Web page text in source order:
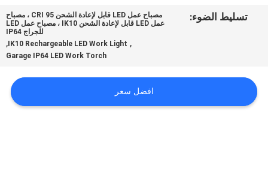
أخبار
خريطة
تسليط الضوء:
مصباح عمل LED قابل لإعادة الشحن CRI 95 ، مصباح
عمل LED قابل لإعادة الشحن IK10 ، مصباح عمل LED
للجراج IP64
,
IK10 Rechargeable LED Work Light
,
Garage IP64 LED Work Torch
افضل سعر